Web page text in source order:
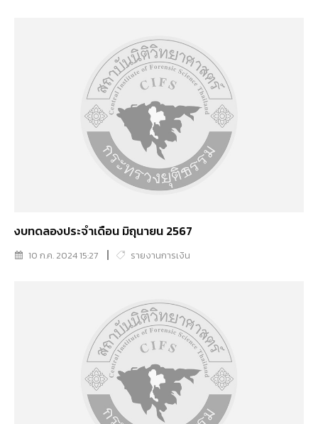
งบทดลองประจำเดือน มิถุนายน 2567
10 ก.ค. 2024 15:27 รายงานการเงิน